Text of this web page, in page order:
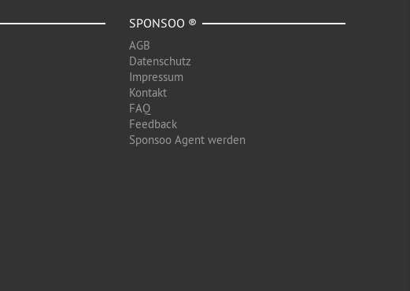
SPONSOO ®
AGB
Datenschutz
Impressum
Kontakt
FAQ
Feedback
Sponsoo Agent werden